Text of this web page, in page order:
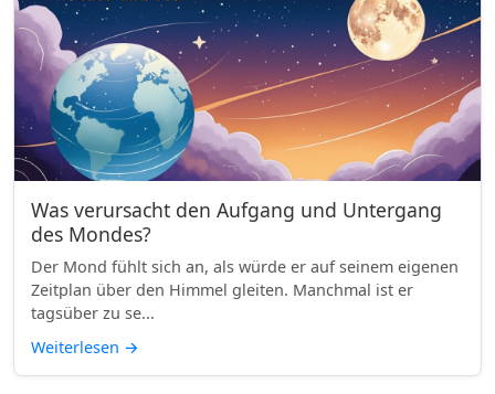
Was verursacht den Aufgang und Untergang
des Mondes?
Der Mond fühlt sich an, als würde er auf seinem eigenen
Zeitplan über den Himmel gleiten. Manchmal ist er
tagsüber zu se...
Weiterlesen →